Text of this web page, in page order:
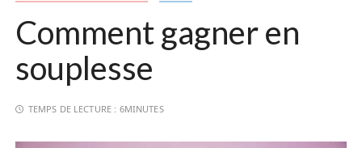
Comment gagner en
souplesse
TEMPS DE LECTURE : 6MINUTES